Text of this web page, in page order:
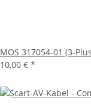
MOS 317054-01 (3-
10,00 € *